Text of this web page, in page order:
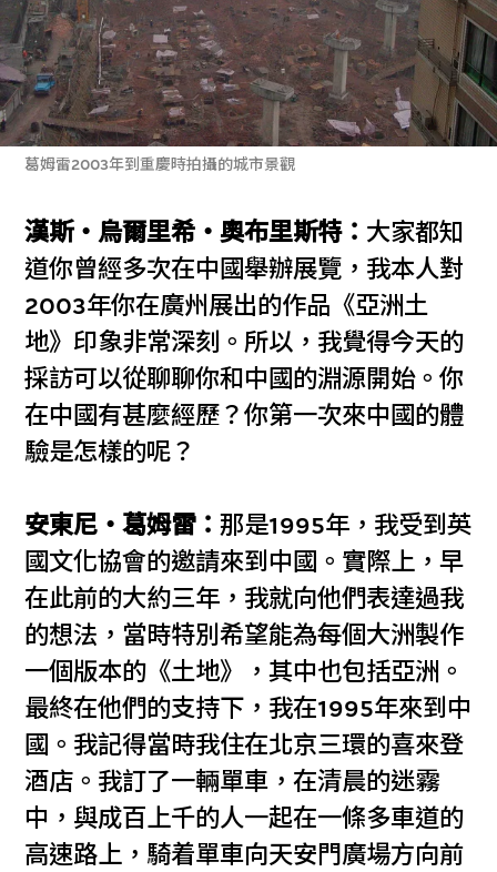
葛姆雷2003年到重慶時拍攝的城市景觀
漢斯‧烏爾里希‧奧布里斯特： 大家都知
道你曾經多次在中國舉辦展覽，我本人對
2003年你在廣州展出的作品《亞洲土
地》印象非常深刻。所以，我覺得今天的
採訪可以從聊聊你和中國的淵源開始。你
在中國有甚麼經歷？你第一次來中國的體
驗是怎樣的呢？
安東尼‧葛姆雷：那是1995年，我受到英
國文化協會的邀請來到中國。實際上，早
在此前的大約三年，我就向他們表達過我
的想法，當時特別希望能為每個大洲製作
一個版本的《土地》，其中也包括亞洲。
最終在他們的支持下，我在1995年來到中
國。我記得當時我住在北京三環的喜來登
酒店。我訂了一輛單車，在清晨的迷霧
中，與成百上千的人一起在一條多車道的
高速路上，騎着單車向天安門廣場方向前